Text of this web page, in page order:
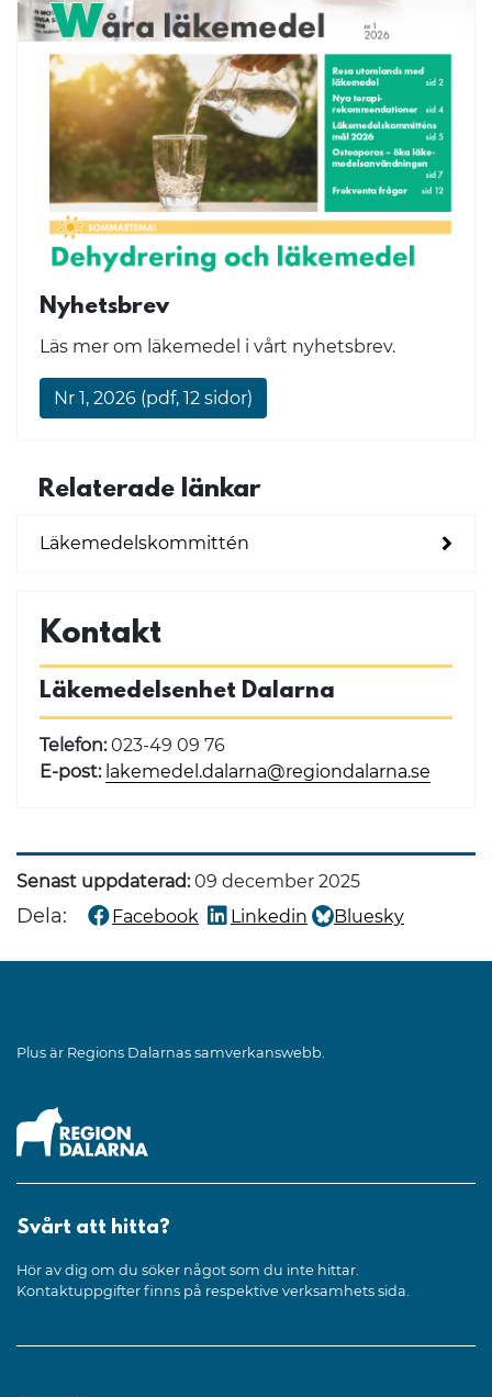
Nyhetsbrev
Läs mer om läkemedel i vårt nyhetsbrev.
Nr 1, 2026 (pdf, 12 sidor)
Relaterade länkar
Läkemedelskommittén
Kontakt
Läkemedelsenhet Dalarna
Telefon:023-49 09 76
E-post: lakemedel.dalarna@regiondalarna.se
Senast uppdaterad:09 december 2025
Dela: Dela denna sida på
Facebook
Dela denna sida på
Linkedin
Dela denna sida på
Bluesky
Plus är Regions Dalarnas samverkanswebb.
Svårt att hitta?
Hör av dig om du söker något som du inte hittar.
Kontaktuppgifter finns på respektive verksamhets sida.